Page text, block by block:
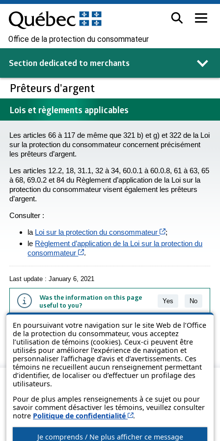
En poursuivant votre navigation sur le site Web de l’Office
de la protection du consommateur, vous acceptez
l’utilisation de témoins (cookies). Ceux-ci peuvent être
utilisés pour améliorer l’expérience de navigation et
personnaliser l’affichage d’avis et d’avertissements. Ces
témoins ne recueillent aucun renseignement permettant
d’identifier, de localiser ou d’effectuer un profilage des
utilisateurs.
Pour de plus amples renseignements à ce sujet ou pour
savoir comment désactiver les témoins, veuillez consulter
notre Politique de confidentialité Cet hyperlien s’ouvrira
.
Je comprends / Ne plus afficher ce message
Office de la protection du consommateur
Section dedicated to merchants
Prêteurs d'argent
Lois et règlements applicables
Les articles 66 à 117 de même que 321 b) et g) et 322 de la Loi
sur la protection du consommateur concernent précisément
les prêteurs d’argent.
Les articles 12.2, 18, 31.1, 32 à 34, 60.0.1 à 60.0.8, 61 à 63, 65
à 68, 69.0.2 et 84 du Règlement d’application de la Loi sur la
protection du consommateur visent également les prêteurs
d’argent.
Consulter :
la Loi sur la protection du consommateur Cet hyperlien
;
le Règlement d’application de la Loi sur la protection du
consommateur
Cet hyperlien s’ouvrira dans une nouvelle
.
Last update : January 6, 2021
Was the information on this page
useful to you?
Yes No
The information contained on this page is presented in simple terms to
make it easier to understand. It does not replace the texts of the laws
and regulations.